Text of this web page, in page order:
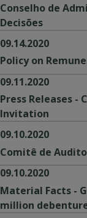
Conselho de
Decisões
09.14.2020
Policy on
09.11.2020
Press Releases -
Invitation
09.10.2020
Comitê de
09.10.2020
Material Facts -
million